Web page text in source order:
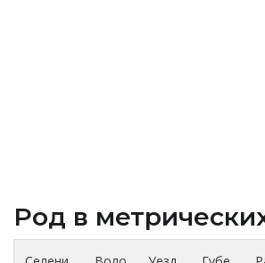
Род в